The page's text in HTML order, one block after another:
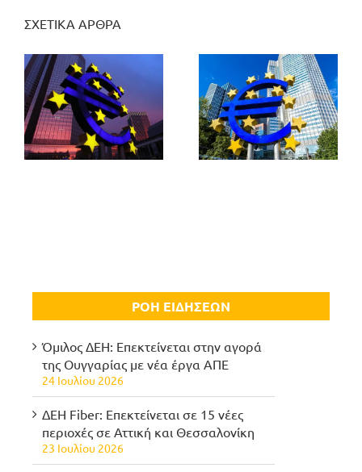
ΣΧΕΤΙΚΑ ΑΡΘΡΑ
ΡΟΗ ΕΙΔΗΣΕΩΝ
Όμιλος ΔΕΗ: Επεκτείνεται στην αγορά
της Ουγγαρίας με νέα έργα ΑΠΕ
24 Ιουλίου 2026
ΔΕΗ Fiber: Επεκτείνεται σε 15 νέες
περιοχές σε Αττική και Θεσσαλονίκη
23 Ιουλίου 2026